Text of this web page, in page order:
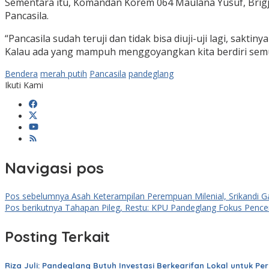
Pancasila.
“Pancasila sudah teruji dan tidak bisa diuji-uji lagi,
Kalau ada yang mampuh menggoyangkan kita berdiri
Bendera merah putih Pancasila pandeglang
Ikuti Kami
Navigasi pos
Pos sebelumnya Asah Keterampilan Perempuan Milenial, Srikandi
Pos berikutnya Tahapan Pileg, Restu: KPU Pandeglang Fokus
Posting Terkait
Riza Juli: Pandeglang Butuh Investasi Berkearifan Lokal untuk